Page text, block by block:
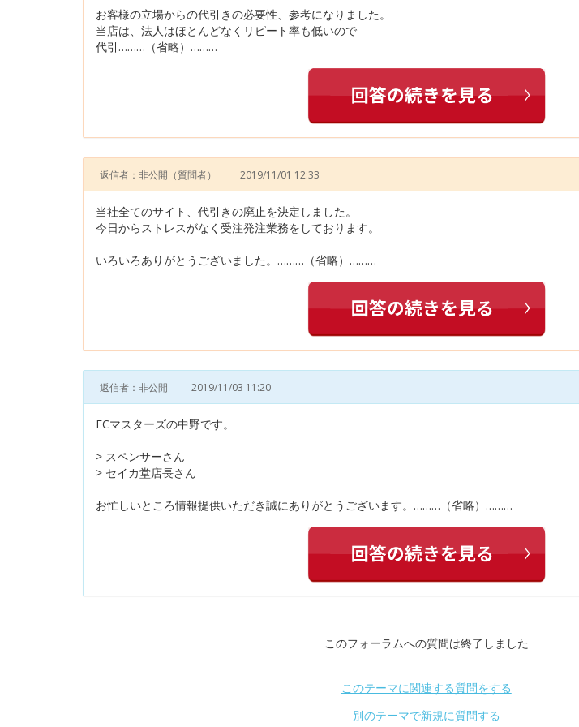
お客様の立場からの代引きの必要性、参考になりました。
当店は、法人はほとんどなくリピート率も低いので
代引………（省略）………
返信者：非公開 （質問者） 2019/11/01 12:33
当社全てのサイト、代引きの廃止を決定しました。
今日からストレスがなく受注発注業務をしております。
いろいろありがとうございました。………（省略）………
返信者：非公開 2019/11/03 11:20
ECマスターズの中野です。
> スペンサーさん
> セイカ堂店長さん
お忙しいところ情報提供いただき誠にありがとうございます。………（省略）………
このフォーラムへの質問は終了しました
このテーマに関連する質問をする
別のテーマで新規に質問する